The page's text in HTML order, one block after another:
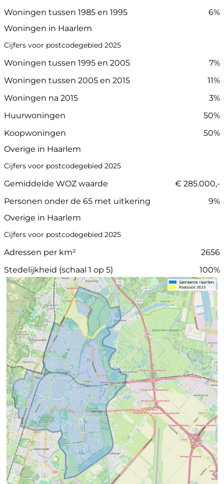
Woningen tussen 1985 en 1995
6%
Woningen in Haarlem
Cijfers voor postcodegebied 2025
Woningen tussen 1995 en 2005
7%
Woningen tussen 2005 en 2015
11%
Woningen na 2015
3%
Huurwoningen
50%
Koopwoningen
50%
Overige in Haarlem
Cijfers voor postcodegebied 2025
Gemiddelde WOZ waarde
€ 285.000,-
Personen onder de 65 met uitkering
9%
Overige in Haarlem
Cijfers voor postcodegebied 2025
Adressen per km²
2656
Stedelijkheid (schaal 1 op 5)
100%